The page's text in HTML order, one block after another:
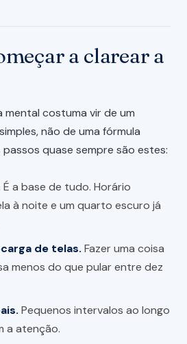
a clarear a
costuma vir de um
não de uma fórmula
quase sempre são estes:
É a base de tudo. Horário
à noite e um quarto escuro já
de telas. Fazer uma coisa
menos do que pular entre dez
Pequenos intervalos ao longo
a atenção.